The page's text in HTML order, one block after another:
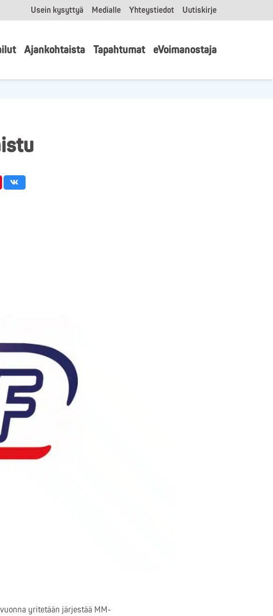
Usein kysyttyä Medialle Yhteystiedot Uutiskirje
Ajankohtaista Tapahtumat eVoimanostaja
yritetään järjestää MM-